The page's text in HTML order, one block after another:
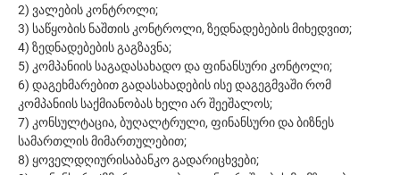
2) ვალების კონტროლი;
3) საწყობის ნაშთის კონტროლი, ზედნადებების მიხედვით;
4) ზედნადებების გაგზავნა;
5) კომპანიის საგადასახადო და ფინანსური კონტოლი;
6) დაგეხმარებით გადასახადების ისე დაგეგმვაში რომ
კომპანიის საქმიანობას ხელი არ შეეშალოს;
7) კონსულტაცია, ბუღალტრული, ფინანსური და ბიზნეს
სამართლის მიმართულებით;
8) ყოველდღიურისაბანკო გადარიცხვები;